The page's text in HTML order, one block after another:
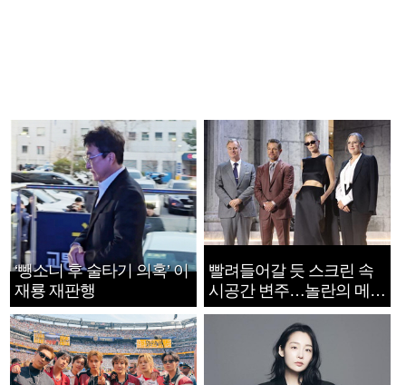
‘뺑소니 후 술타기 의혹’ 이
재룡 재판행
빨려들어갈 듯 스크린 속
시공간 변주…놀란의 메시
지는 ‘전쟁 속죄’